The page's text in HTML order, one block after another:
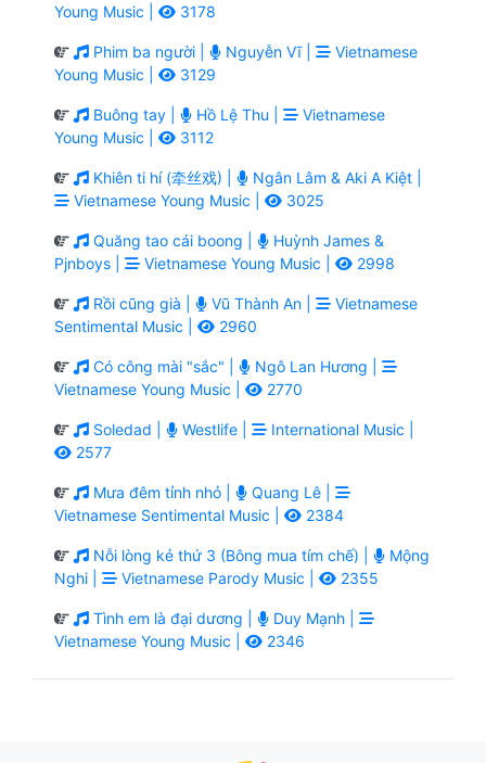
Young Music |
3178
Phim ba người | Nguyễn Vĩ |
Vietnamese
Young Music |
3129
Buông tay | Hồ Lệ Thu |
Vietnamese
Young Music |
3112
Khiên ti hí (牵丝戏) |
Ngân Lâm & Aki A Kiệt |
Vietnamese Young Music |
3025
Quăng tao cái boong |
Huỳnh James &
Pjnboys |
Vietnamese Young Music | 2998
Rồi cũng già | Vũ Thành An |
Vietnamese
Sentimental Music |
2960
Có công mài "sắc" |
Ngô Lan Hương |
Vietnamese Young Music |
2770
Soledad | Westlife |
International Music |
2577
Mưa đêm tỉnh nhỏ |
Quang Lê |
Vietnamese Sentimental Music |
2384
Nỗi lòng kẻ thứ 3 (Bông mua tím chế) |
Mộng
Nghi |
Vietnamese Parody Music | 2355
Tình em là đại dương |
Duy Mạnh |
Vietnamese Young Music |
2346